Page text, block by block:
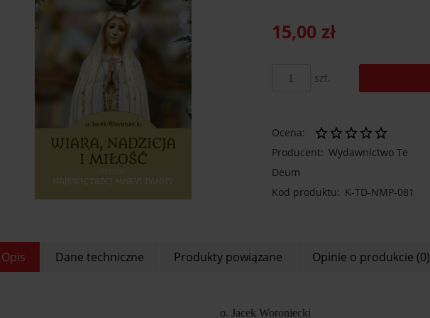
15,00 zł
szt.
Ocena:
Producent: Wydawnictwo Te
Deum
Kod produktu: K-TD-NMP-081
Opis Dane techniczne Produkty powiązane Opinie o produkcie (0)
o. Jacek Woroniecki